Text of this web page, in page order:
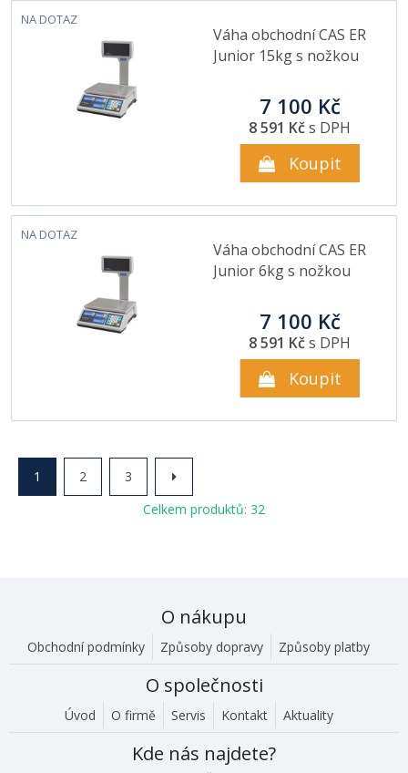
NA DOTAZ
Váha obchodní CAS ER
Junior 15kg s nožkou
7 100 Kč
8 591 Kčs DPH
Koupit
NA DOTAZ
Váha obchodní CAS ER
Junior 6kg s nožkou
7 100 Kč
8 591 Kčs DPH
Koupit
1 2
3
Celkem produktů: 32
O nákupu
Obchodní podmínky Způsoby dopravy Způsoby platby
O společnosti
Úvod O firmě Servis Kontakt Aktuality
Kde nás najdete?